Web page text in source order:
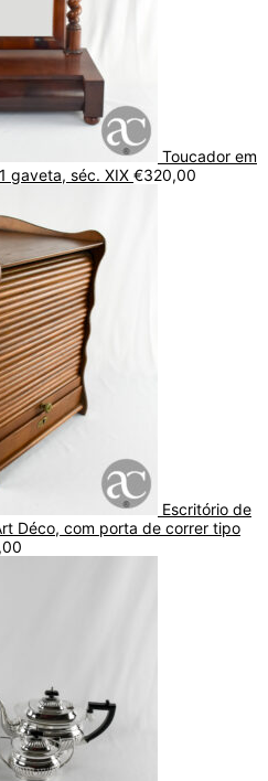
Toucador em
gaveta, séc. XIX €320,00
Escritório de
Déco, com porta de correr tipo